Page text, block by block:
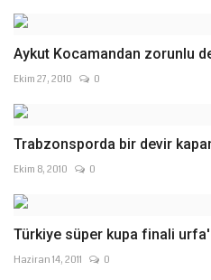
Aykut Kocamandan zorunlu
Ekim 27, 2010 0
Trabzonsporda bir devir
Ekim 8, 2010 0
Türkiye süper kupa finali
Haziran 14, 2011 0